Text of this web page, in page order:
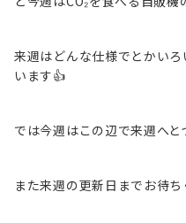
来週はどんな仕様でとかい
います👍
では今週はこの辺で来週へ
また来週の更新日までお待